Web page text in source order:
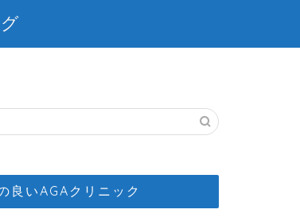
良いAGAクリニック